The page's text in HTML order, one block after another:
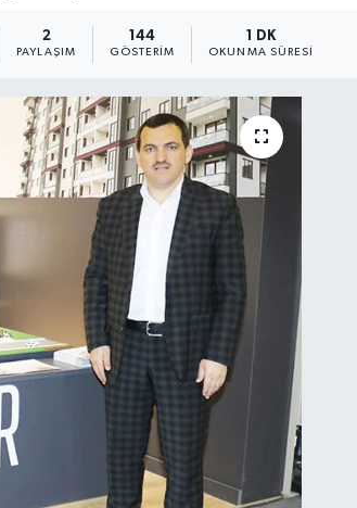
2
PAYLAŞIM
144
GÖSTERIM
1 DK
OKUNMA SÜRESI